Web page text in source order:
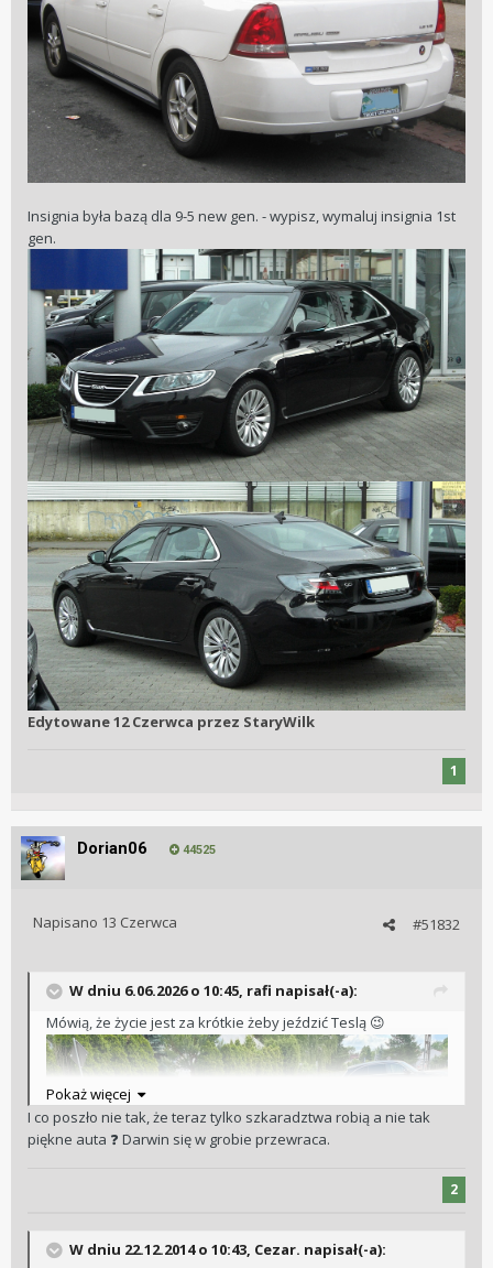
Insignia była bazą dla 9-5 new gen. - wypisz, wymaluj insignia 1st
gen.
Edytowane12 Czerwca przez StaryWilk
1
Dorian06 44525
#51832
Napisano 13 Czerwca
W dniu 6.06.2026 o 10:45, rafi napisał(-a):
Mówią, że życie jest za krótkie żeby jeździć Teslą 😉
Pokaż więcej
I co poszło nie tak, że teraz tylko szkaradztwa robią a nie tak
piękne auta ❓ ️ Darwin się w grobie przewraca.
2
W dniu 22.12.2014 o 10:43, Cezar. napisał(-a):